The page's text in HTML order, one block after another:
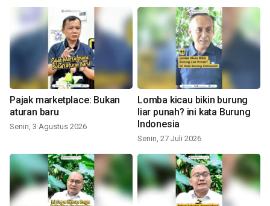
Pajak marketplace: Bukan
aturan baru
Senin, 3 Agustus 2026
Lomba kicau bikin burung
liar punah? ini kata Burung
Indonesia
Senin, 27 Juli 2026